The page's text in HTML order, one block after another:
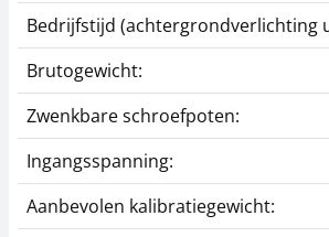
Bedrijfstijd (achtergrondverlichting
Brutogewicht:
Zwenkbare schroefpoten:
Ingangsspanning:
Aanbevolen kalibratiegewicht: